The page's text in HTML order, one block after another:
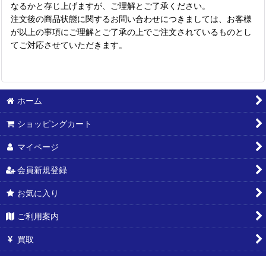
なるかと存じ上げますが、ご理解とご了承ください。
注文後の商品状態に関するお問い合わせにつきましては、お客様
が以上の事項にご理解とご了承の上でご注文されているものとし
てご対応させていただきます。
ホーム
ショッピングカート
マイページ
会員新規登録
お気に入り
ご利用案内
買取